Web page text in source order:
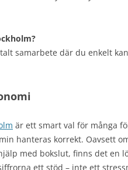
samarbete där du enkelt
är ett smart val för många
hanteras korrekt. Oavsett
med bokslut, finns det en
ett stöd – inte ett